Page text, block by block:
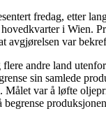
fredag, etter
i Wien.
avgjørelsen var
andre land
sin samlede
Målet var å løfte
begrense